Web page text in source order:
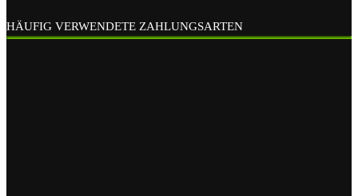
HÄUFIG VERWENDETE ZAHLUNGSARTEN